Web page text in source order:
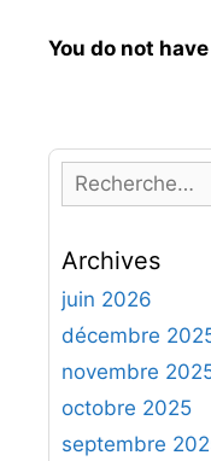
You do not
e
h
e
r
h
e
r
Archives
juin 2026
décembre
novembre
octobre 2025
septembre